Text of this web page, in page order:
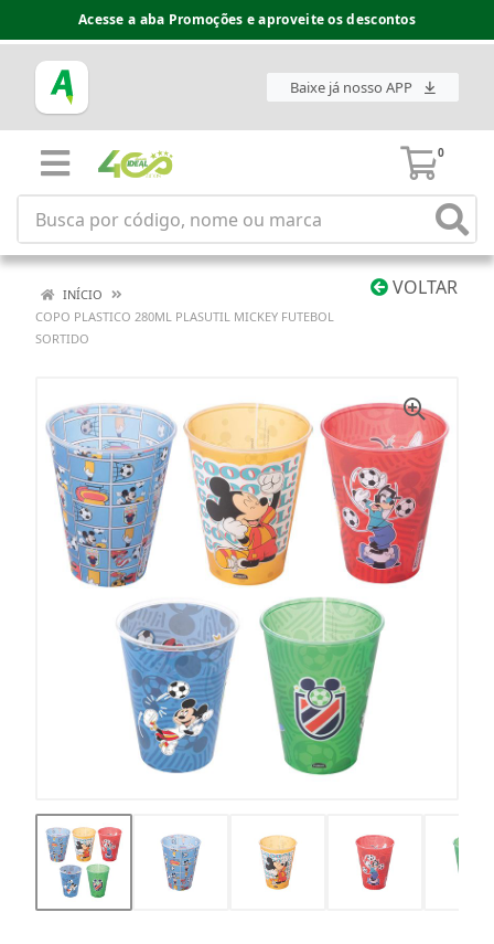
Acesse a aba Promoções e aproveite os descontos
Baixe já nosso APP
0
VOLTAR
INÍCIO
COPO PLASTICO 280ML PLASUTIL MICKEY FUTEBOL
SORTIDO